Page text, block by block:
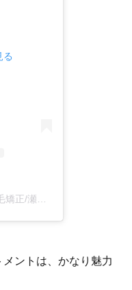
る
銀座/髪質改善トリートメント / 縮毛矯正/瀬川竜一(@ryuichi_segawa)がシェアした投稿
ントは、かなり魅力